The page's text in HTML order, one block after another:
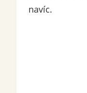
navíc.